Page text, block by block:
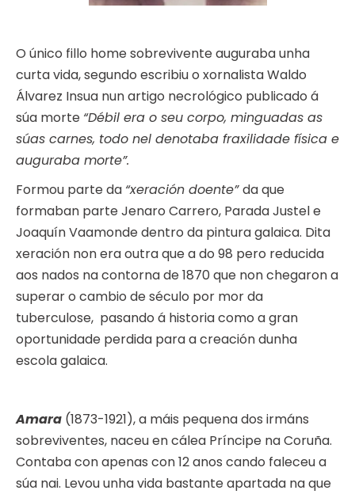
O único fillo home sobrevivente auguraba unha
curta vida, segundo escribiu o xornalista Waldo
Álvarez Insua nun artigo necrológico publicado á
súa morte “Débil era o seu corpo, minguadas as
súas carnes, todo nel denotaba fraxilidade física e
auguraba morte”.
Formou parte da “xeración doente”da que
formaban parte Jenaro Carrero, Parada Justel e
Joaquín Vaamonde dentro da pintura galaica. Dita
xeración non era outra que a do 98 pero reducida
aos nados na contorna de 1870 que non chegaron a
superar o cambio de século por mor da
tuberculose, pasando á historia como a gran
oportunidade perdida para a creación dunha
escola galaica.
Amara (1873-1921), a máis pequena dos irmáns
sobreviventes, naceu en cálea Príncipe na Coruña.
Contaba con apenas con 12 anos cando faleceu a
súa nai. Levou unha vida bastante apartada na que